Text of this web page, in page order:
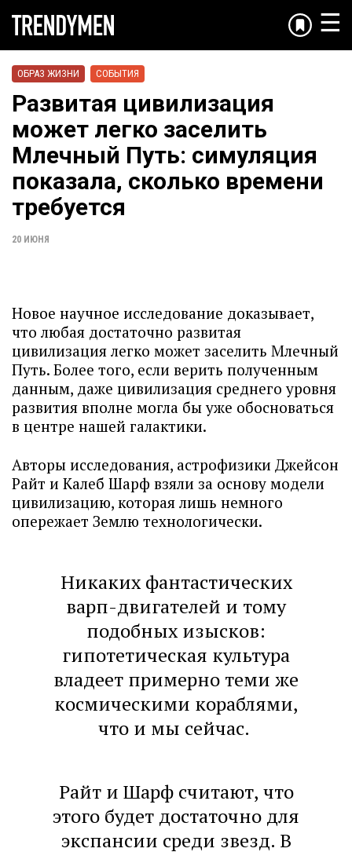
☰
ОБРАЗ ЖИЗНИ СОБЫТИЯ
Развитая цивилизация
может легко заселить
Млечный Путь: симуляция
показала, сколько времени
требуется
20 ИЮНЯ
Новое научное исследование доказывает,
что любая достаточно развитая
цивилизация легко может заселить Млечный
Путь. Более того, если верить полученным
данным, даже цивилизация среднего уровня
развития вполне могла бы уже обосноваться
в центре нашей галактики.
Авторы исследования, астрофизики Джейсон
Райт и Калеб Шарф взяли за основу модели
цивилизацию, которая лишь немного
опережает Землю технологически.
Никаких фантастических
варп-двигателей и тому
подобных изысков:
гипотетическая культура
владеет примерно теми же
космическими кораблями,
что и мы сейчас.
Райт и Шарф считают, что
этого будет достаточно для
экспансии среди звезд. В